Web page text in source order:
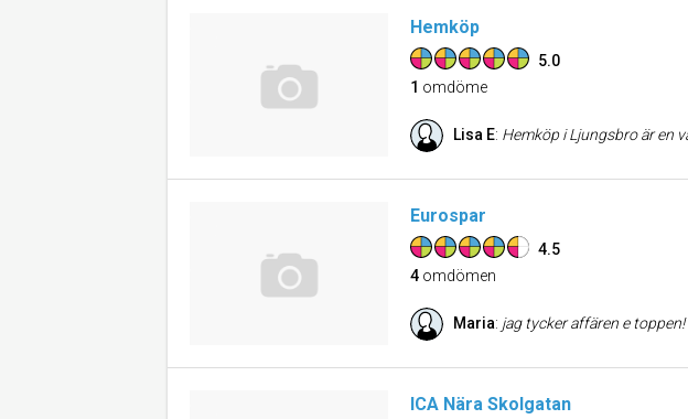
Hemköp
5.0
1 omdöme
Lisa E: Hemköp i Ljungsbro är en
Eurospar
4.5
4 omdömen
Maria: jag tycker affären e toppen! Den är stor, de har
ICA Nära Skolgatan